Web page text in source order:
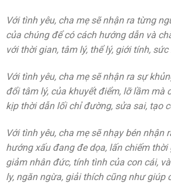
Với tình yêu, cha mẹ sẽ nhận ra từng
của chúng để có cách hướng dẫn và
với thời gian, tâm lý, thể lý, giới tính,
Với tình yêu, cha mẹ sẽ nhận ra sự
đổi tâm lý, của khuyết điểm, lỡ lầm mà
kịp thời dẫn lối chỉ đường, sửa sai, tạo
Với tình yêu, cha mẹ sẽ nhạy bén nhận
hướng xấu đang đe dọa, lấn chiếm thời
giảm nhân đức, tính tình của con cái,
ly, ngăn ngừa, giải thích cũng như giúp